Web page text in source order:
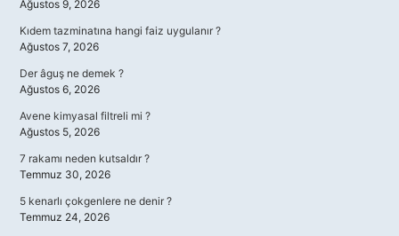
Ağustos 9, 2026
Kıdem tazminatına hangi faiz uygulanır ?
Ağustos 7, 2026
Der âguş ne demek ?
Ağustos 6, 2026
Avene kimyasal filtreli mi ?
Ağustos 5, 2026
7 rakamı neden kutsaldır ?
Temmuz 30, 2026
5 kenarlı çokgenlere ne denir ?
Temmuz 24, 2026